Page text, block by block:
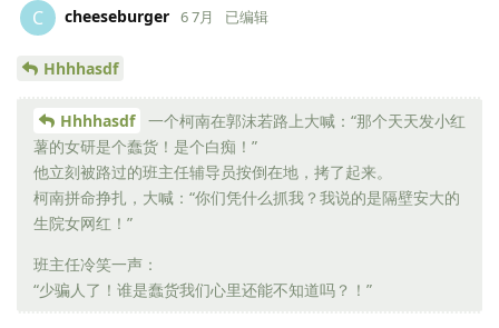
C cheeseburger 6 7月 已编辑
Hhhhasdf
Hhhhasdf
一个柯南在郭沫若路上大喊：“那个天天发小红
薯的女研是个蠢货！是个白痴！”
他立刻被路过的班主任辅导员按倒在地，拷了起来。
柯南拼命挣扎，大喊：“你们凭什么抓我？我说的是隔壁安大的
生院女网红！”
班主任冷笑一声：
“少骗人了！谁是蠢货我们心里还能不知道吗？！”